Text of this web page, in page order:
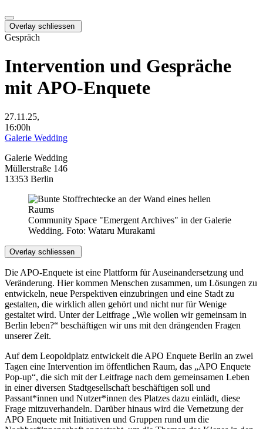
Overlay schliessen
Gespräch
Intervention und Gespräche
mit APO-Enquete
27.11.25,
16:00h
Galerie Wedding
Galerie Wedding
Müllerstraße 146
13353 Berlin
Community Space "Emergent Archives" in der Galerie
Wedding. Foto: Wataru Murakami
Overlay schliessen
Die APO-Enquete ist eine Plattform für Auseinandersetzung und
Veränderung. Hier kommen Menschen zusammen, um Lösungen zu
entwickeln, neue Perspektiven einzubringen und eine Stadt zu
gestalten, die wirklich allen gehört und nicht nur für Wenige
gestaltet wird. Unter der Leitfrage „Wie wollen wir gemeinsam in
Berlin leben?“ beschäftigen wir uns mit den drängenden Fragen
unserer Zeit.
Auf dem Leopoldplatz entwickelt die APO Enquete Berlin an zwei
Tagen eine Intervention im öffentlichen Raum, das „APO Enquete
Pop-up“, die sich mit der Leitfrage nach dem gemeinsamen Leben
in einer diversen Stadtgesellschaft beschäftigen soll und
Passant*innen und Nutzer*innen des Platzes dazu einlädt, diese
Frage mitzuverhandeln. Darüber hinaus wird die Vernetzung der
APO Enquete mit Initiativen und Gruppen rund um die